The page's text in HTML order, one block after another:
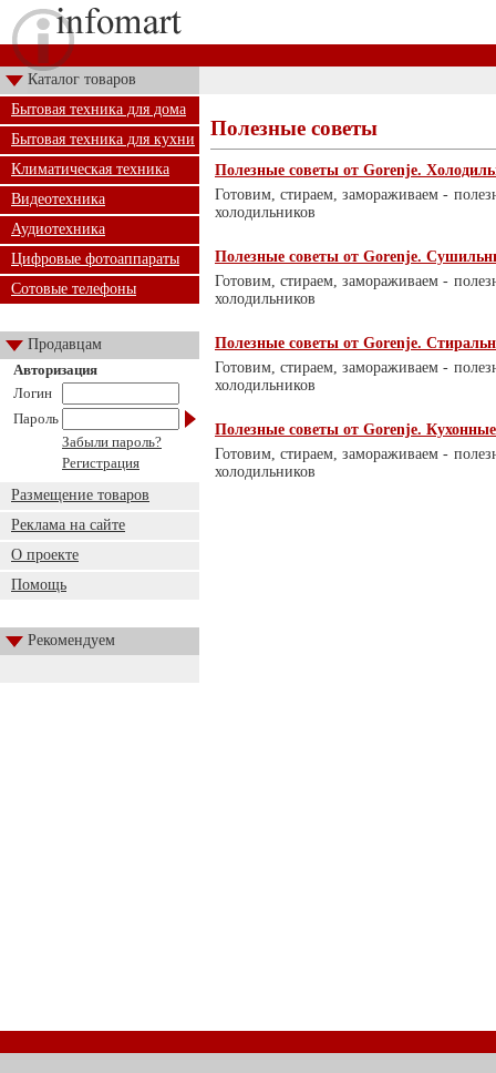
Каталог товаров
Бытовая техника для дома
Бытовая техника для кухни
Климатическая техника
Видеотехника
Аудиотехника
Цифровые фотоаппараты
Сотовые телефоны
Продавцам
Авторизация
Логин
Пароль
Забыли пароль?
Регистрация
Размещение товаров
Реклама на сайте
О проекте
Помощь
Рекомендуем
Полезные советы
Полезные советы от Gorenje.
Готовим, стираем, замораживаем -
холодильников
Полезные советы от Gorenje.
Готовим, стираем, замораживаем -
холодильников
Полезные советы от Gorenje.
Готовим, стираем, замораживаем -
холодильников
Полезные советы от Gorenje.
Готовим, стираем, замораживаем -
холодильников